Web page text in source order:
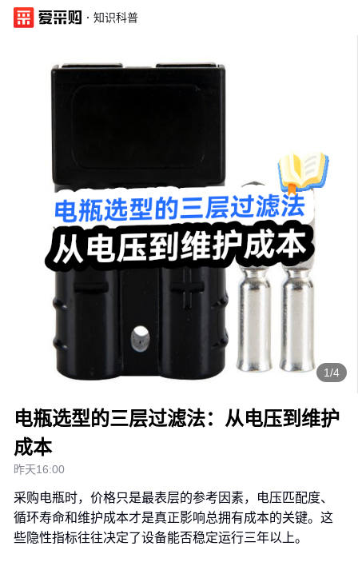
· 知识科普
1/4
电瓶选型的三层过滤法：从电压到维护
成本
昨天16:00
采购电瓶时，价格只是最表层的参考因素，电压匹配度、
循环寿命和维护成本才是真正影响总拥有成本的关键。这
些隐性指标往往决定了设备能否稳定运行三年以上。